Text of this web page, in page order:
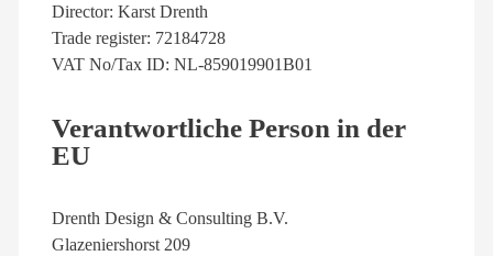
Director: Karst Drenth
Trade register: 72184728
VAT No/Tax ID: NL-859019901B01
Verantwortliche Person in der
EU
Drenth Design & Consulting B.V.
Glazeniershorst 209